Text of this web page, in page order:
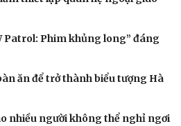
Cửa sổ tình yêu
Hạt giống tâm hồn
Patrol: Phim khủng long” đáng
ăn để trở thành biểu tượng Hà
nhiều người không thể nghỉ ngơi